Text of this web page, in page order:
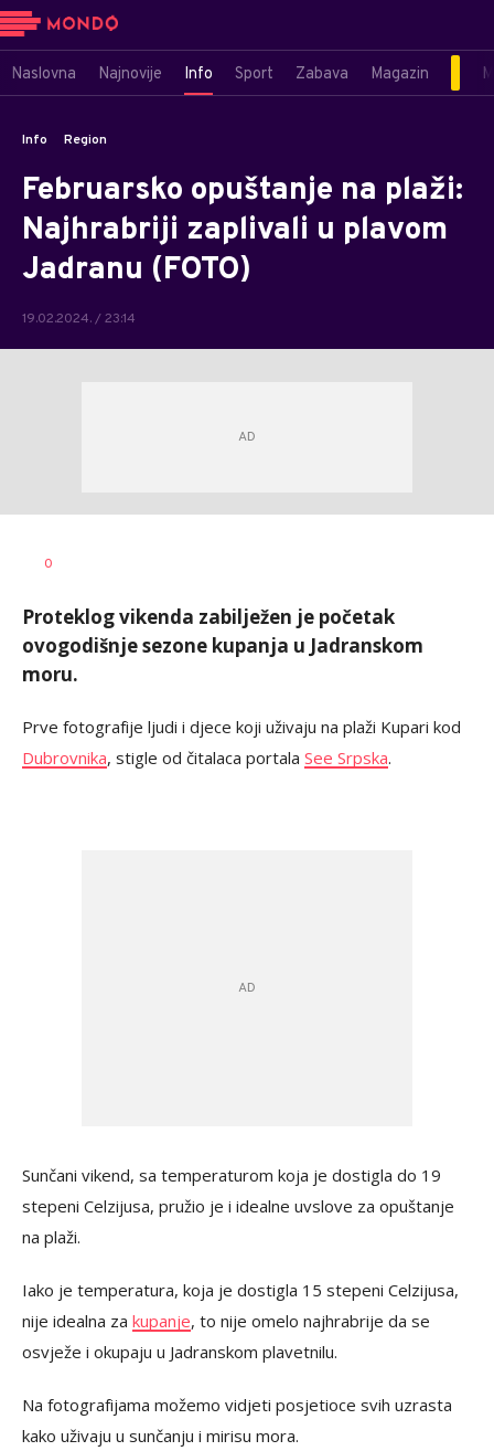
Naslovna Najnovije Info Sport Zabava Magazin
Info Region
Februarsko opuštanje na plaži:
Najhrabriji zaplivali u plavom
Jadranu (FOTO)
19.02.2024. / 23:14
AUTOR
0
Proteklog vikenda zabilježen je početak
ovogodišnje sezone kupanja u Jadranskom
moru.
Prve fotografije ljudi i djece koji uživaju na plaži Kupari kod
Dubrovnika, stigle od čitalaca portala See Srpska.
Sunčani vikend, sa temperaturom koja je dostigla do 19
stepeni Celzijusa, pružio je i idealne uvslove za opuštanje
na plaži.
Iako je temperatura, koja je dostigla 15 stepeni Celzijusa,
nije idealna za kupanje, to nije omelo najhrabrije da se
osvježe i okupaju u Jadranskom plavetnilu.
Na fotografijama možemo vidjeti posjetioce svih uzrasta
kako uživaju u sunčanju i mirisu mora.